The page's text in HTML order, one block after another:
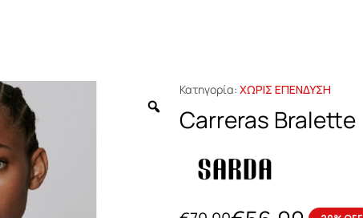
Κατηγορία: ΧΩΡΙΣ ΕΠΕΝΔΥΣΗ
Carreras Bralette